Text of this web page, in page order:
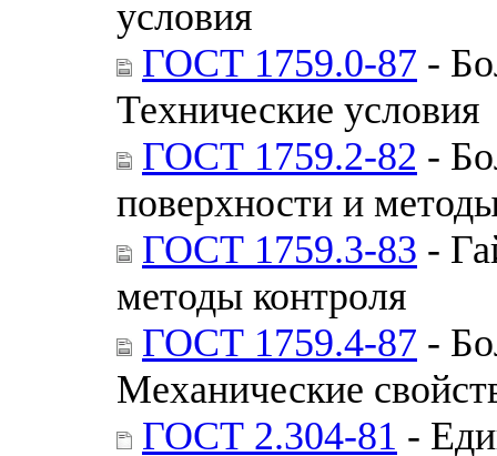
условия
ГОСТ 1759.0-87 -
Технические условия
ГОСТ 1759.2-82 -
поверхности и
ГОСТ 1759.3-83 -
методы контроля
ГОСТ 1759.4-87 -
Механические
ГОСТ 2.304-81 -